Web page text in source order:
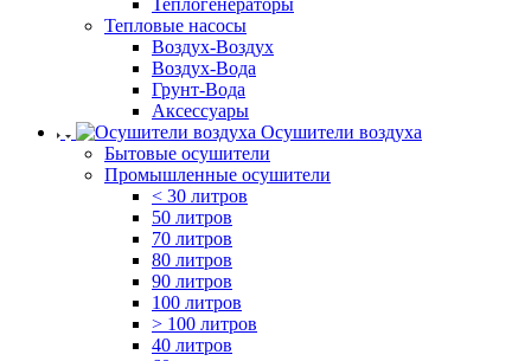
Теплогенераторы
Тепловые насосы
Воздух-Воздух
Воздух-Вода
Грунт-Вода
Аксессуары
Осушители воздуха
Бытовые осушители
Промышленные осушители
< 30 литров
50 литров
70 литров
80 литров
90 литров
100 литров
> 100 литров
40 литров